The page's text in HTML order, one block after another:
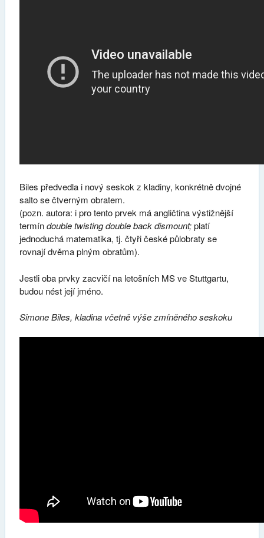
Biles předvedla i nový seskok z kladiny, konkrétně dvojné
salto se čtverným obratem.
(pozn. autora: i pro tento prvek má angličtina výstižnější
termíndouble twisting double back dismount;platí
jednoduchá matematika, tj. čtyři české půlobraty se
rovnají dvěma plným obratům).
Jestli oba prvky zacvičí na letošních MS ve Stuttgartu,
budou nést její jméno.
Simone Biles, kladina včetně výše zmíněného seskoku